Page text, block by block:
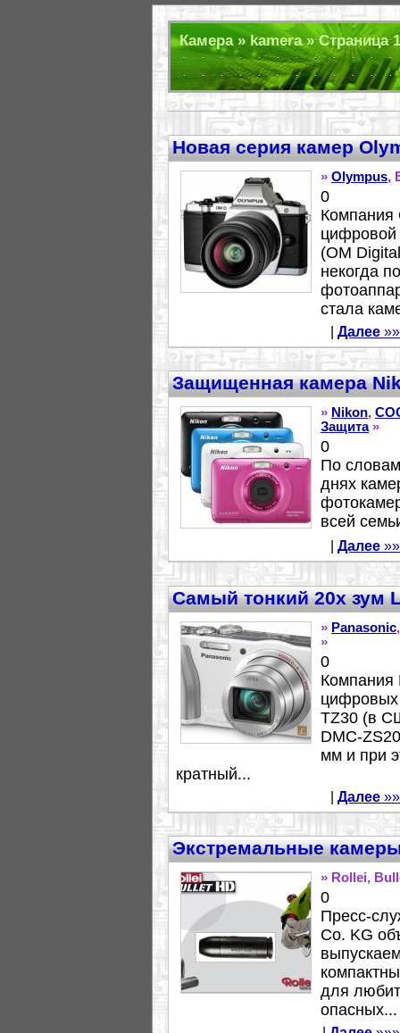
Камера » kamera » Страница
Новая серия камер
» Olympus,
0
Компания
цифровой
(OM
некогда
стала
Далее
Защищенная камера
» Nikon,
Защита»
0
По
днях
всей
Далее
Самый тонкий 20х зум
» Panasonic
»
0
Компания
TZ30 (в
DMC-
мм и при
кратный...
Далее
Экстремальные
» Rollei,
0
Пресс-
Co. KG
для
опасных...